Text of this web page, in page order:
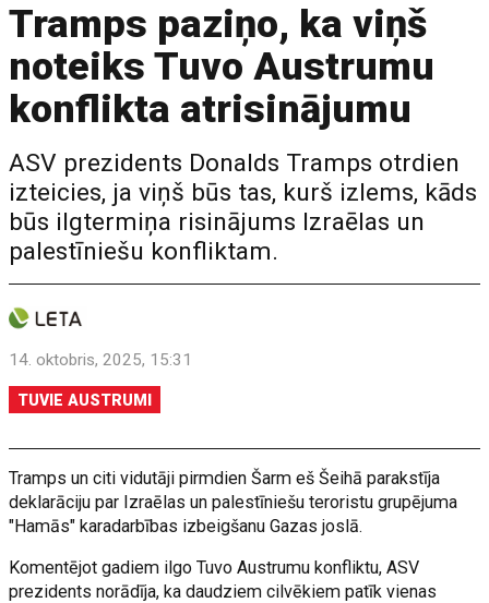
Tramps paziņo, ka viņš
noteiks Tuvo Austrumu
konflikta atrisinājumu
ASV prezidents Donalds Tramps otrdien
izteicies, ja viņš būs tas, kurš izlems, kāds
būs ilgtermiņa risinājums Izraēlas un
palestīniešu konfliktam.
14. oktobris, 2025, 15:31
TUVIE AUSTRUMI
Tramps un citi vidutāji pirmdien Šarm eš Šeihā parakstīja
deklarāciju par Izraēlas un palestīniešu teroristu grupējuma
"Hamās" karadarbības izbeigšanu Gazas joslā.
Komentējot gadiem ilgo Tuvo Austrumu konfliktu, ASV
prezidents norādīja, ka daudziem cilvēkiem patīk vienas